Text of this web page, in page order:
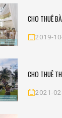
CHO THUÊ
2019-
CHO THUÊ
2021-